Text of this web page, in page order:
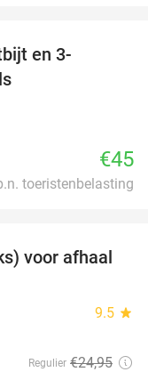
en 3-
€45
toeristenbelasting
48%
voor afhaal
9.5 star
Regulier €24,95